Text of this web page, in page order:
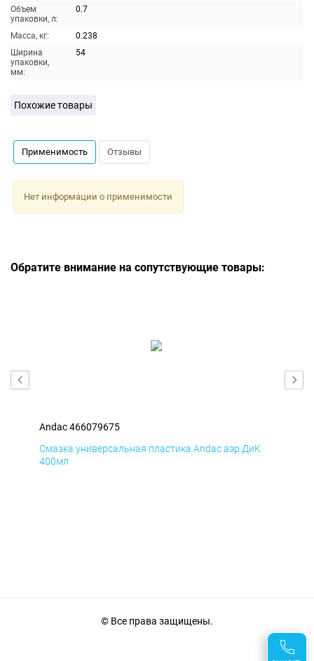
Объем
упаковки, л:
0.7
Масса, кг:
0.238
Ширина
упаковки,
мм:
54
Похожие товары
Применимость Отзывы
Нет информации о применимости
Обратите внимание на сопутствующие товары:
Andac 466079675
Смазка универсальная пластика Andac аэр ДиК
400мл
© Все права защищены.